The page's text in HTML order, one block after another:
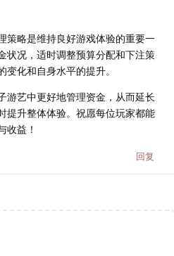
策略是维持良好游戏体验的重要一
状况，适时调整预算分配和下注策
化和自身水平的提升。
游艺中更好地管理资金，从而延长
提升整体体验。祝愿每位玩家都能
收益！
回复